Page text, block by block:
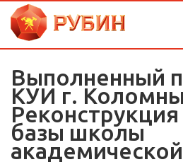
Выполненный
КУИ г.
базы школы